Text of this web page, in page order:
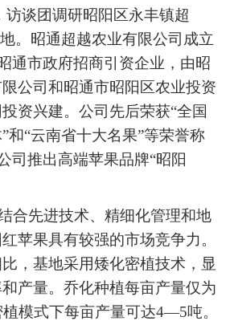
访谈团调研昭阳区永丰镇超
。昭通超越农业有限公司成立
通市政府招商引资企业，由昭
公司和昭通市昭阳区农业投资
资兴建。公司先后荣获“全国
和“云南省十大名果”等荣誉称
司推出高端苹果品牌“昭阳
合先进技术、精细化管理和地
苹果具有较强的市场竞争力。
，基地采用矮化密植技术，显
产量。乔化种植每亩产量仅为
模式下每亩产量可达4—5吨。